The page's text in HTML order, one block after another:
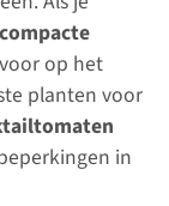
compacte
voor op het
planten voor
in